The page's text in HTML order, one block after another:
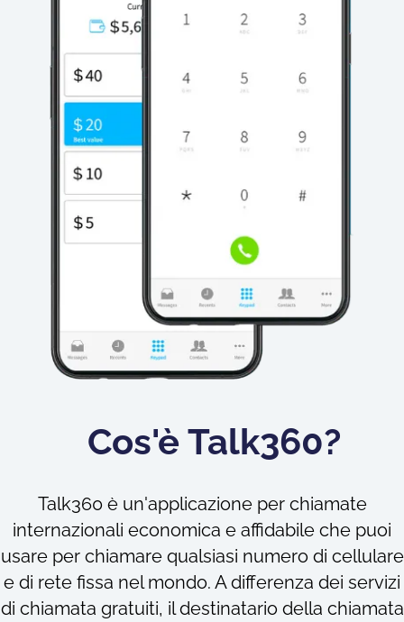
Cos'è Talk360?
Talk360 è un'applicazione per chiamate
internazionali economica e affidabile che puoi
usare per chiamare qualsiasi numero di cellulare
e di rete fissa nel mondo. A differenza dei servizi
di chiamata gratuiti, il destinatario della chiamata